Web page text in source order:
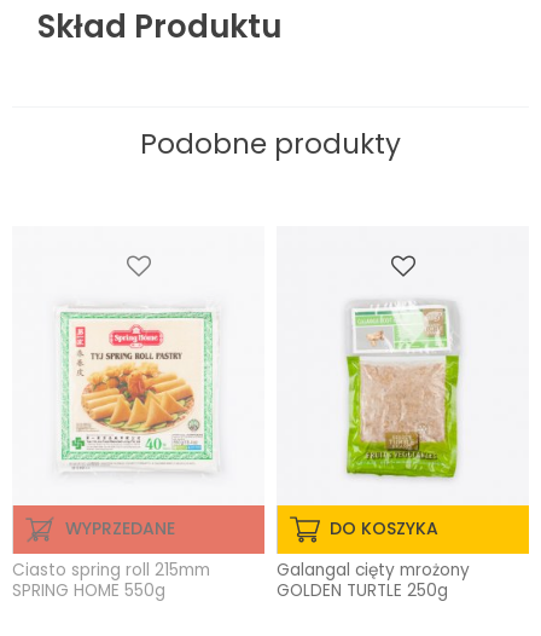
Skład Produktu
Podobne produkty
WYPRZEDANE
Ciasto spring roll 215mm
SPRING HOME 550g
DO KOSZYKA
Galangal cięty mrożony
GOLDEN TURTLE 250g